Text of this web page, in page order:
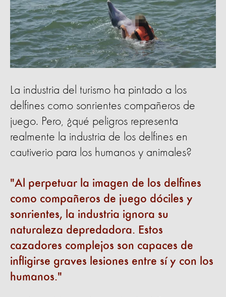
La industria del turismo ha pintado a los
delfines como sonrientes compañeros de
juego. Pero, ¿qué peligros representa
realmente la industria de los delfines en
cautiverio para los humanos y animales?
Al perpetuar la imagen de los delfines
como compañeros de juego dóciles y
sonrientes, la industria ignora su
naturaleza depredadora. Estos
cazadores complejos son capaces de
infligirse graves lesiones entre sí y con los
humanos.